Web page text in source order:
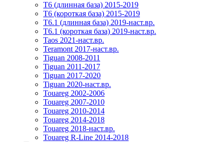
T6 (длинная база) 2015-2019
Т6 (короткая база) 2015-2019
T6.1 (длинная база) 2019-наст.вр.
T6.1 (короткая база) 2019-наст.вр.
Taos 2021-наст.вр.
Teramont 2017-наст.вр.
Tiguan 2008-2011
Tiguan 2011-2017
Tiguan 2017-2020
Tiguan 2020-наст.вр.
Touareg 2002-2006
Touareg 2007-2010
Touareg 2010-2014
Touareg 2014-2018
Touareg 2018-наст.вр.
Touareg R-Line 2014-2018